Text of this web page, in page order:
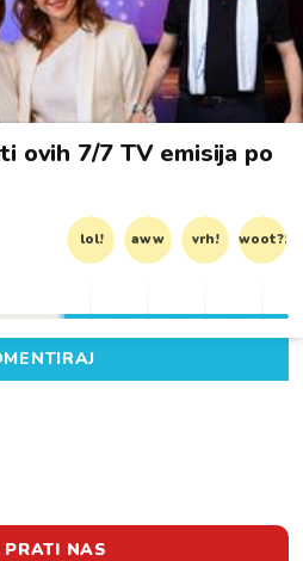
ovih 7/7 TV emisija po
lol! aww vrh! woot?!
PRATI NAS